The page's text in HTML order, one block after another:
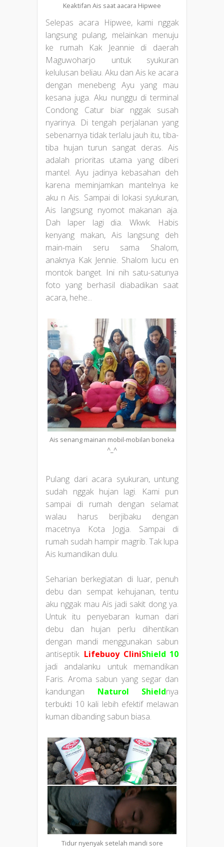
Keaktifan Ais saat aacara Hipwee
Selepas acara Hipwee, kami nggak
langsung pulang, melainkan menuju
ke rumah Kak Jeannie di daerah
Maguwoharjo untuk syukuran
kelulusan beliau. Aku dan Ais ke acara
dengan menebeng Ayu yang mau
kesana juga. Aku nunggu di terminal
Condong Catur biar nggak susah
nyarinya. Di tengah perjalanan yang
sebenarnya tidak terlalu jauh itu, tiba-
tiba hujan turun sangat deras. Ais
adalah prioritas utama yang diberi
mantel. Ayu jadinya kebasahan deh
karena meminjamkan mantelnya ke
aku n Ais. Sampai di lokasi syukuran,
Ais langsung nyomot makanan aja.
Dah laper lagi dia. Wkwk. Habis
kenyang makan, Ais langsung deh
main-main seru sama Shalom,
anaknya Kak Jennie. Shalom lucu en
montok banget. Ini nih satu-satunya
foto yang berhasil diabadikan saat
acara, hehe...
Ais senang mainan mobil-mobilan boneka
^_^
Pulang dari acara syukuran, untung
sudah nggak hujan lagi. Kami pun
sampai di rumah dengan selamat
walau harus berjibaku dengan
macetnya Kota Jogja. Sampai di
rumah sudah hampir magrib. Tak lupa
Ais kumandikan dulu.
Seharian berkegiatan di luar, penuh
debu dan sempat kehujanan, tentu
aku nggak mau Ais jadi sakit dong ya.
Untuk itu penyebaran kuman dari
debu dan hujan perlu dihentikan
dengan mandi menggunakan sabun
antiseptik. Lifebuoy CliniShield 10
jadi andalanku untuk memandikan
Faris. Aroma sabun yang segar dan
kandungan Naturol Shieldnya
terbukti 10 kali lebih efektif melawan
kuman dibanding sabun biasa.
Tidur nyenyak setelah mandi sore